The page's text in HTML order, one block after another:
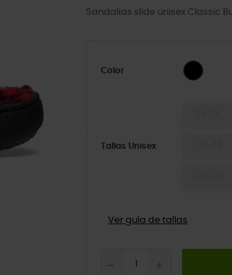
Sandalias slide unisex Classic
Color Black
Tallas Unisex
Ver guía de tallas